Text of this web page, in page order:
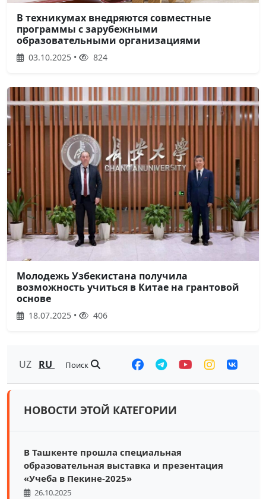
В техникумах внедряются совместные
программы с зарубежными
образовательными организациями
03.10.2025 • 824
Молодежь Узбекистана получила
возможность учиться в Китае на грантовой
основе
18.07.2025 • 406
UZ RU Поиск
НОВОСТИ ЭТОЙ КАТЕГОРИИ
В Ташкенте прошла специальная
образовательная выставка и презентация
«Учеба в Пекине-2025»
26.10.2025